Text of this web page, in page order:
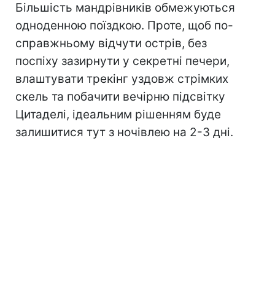
Більшість мандрівників обмежуються
одноденною поїздкою. Проте, щоб по-
справжньому відчути острів, без
поспіху зазирнути у секретні печери,
влаштувати трекінг уздовж стрімких
скель та побачити вечірню підсвітку
Цитаделі, ідеальним рішенням буде
залишитися тут з ночівлею на 2-3 дні.